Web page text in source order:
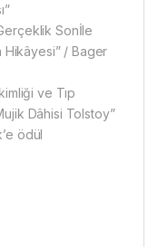
Sonİle
Hikâyesi” / Bager
ve Tıp
Dâhisi Tolstoy”
ödül